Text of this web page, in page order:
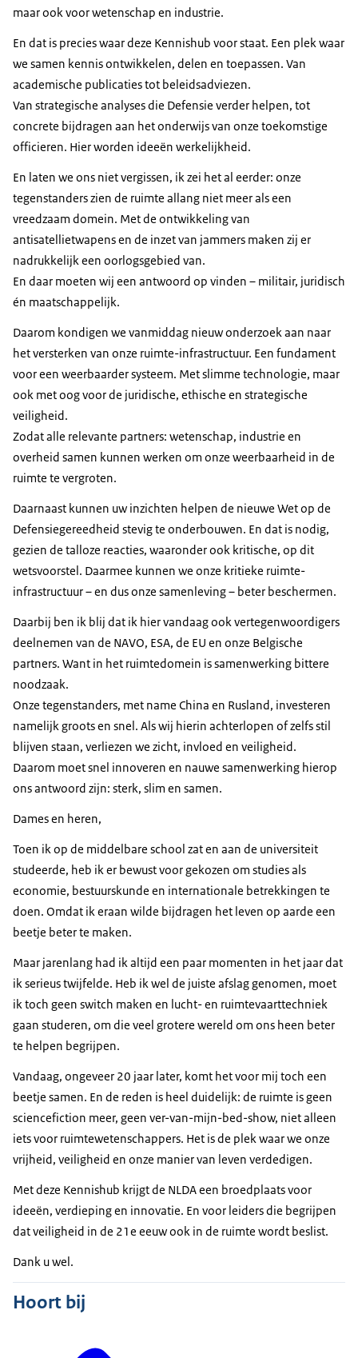
maar ook voor wetenschap en industrie.
En dat is precies waar deze Kennishub voor staat. Een plek waar
we samen kennis ontwikkelen, delen en toepassen. Van
academische publicaties tot beleidsadviezen.
Van strategische analyses die Defensie verder helpen, tot
concrete bijdragen aan het onderwijs van onze toekomstige
officieren. Hier worden ideeën werkelijkheid.
En laten we ons niet vergissen, ik zei het al eerder: onze
tegenstanders zien de ruimte allang niet meer als een
vreedzaam domein. Met de ontwikkeling van
antisatellietwapens en de inzet van jammers maken zij er
nadrukkelijk een oorlogsgebied van.
En daar moeten wij een antwoord op vinden – militair, juridisch
én maatschappelijk.
Daarom kondigen we vanmiddag nieuw onderzoek aan naar
het versterken van onze ruimte-infrastructuur. Een fundament
voor een weerbaarder systeem. Met slimme technologie, maar
ook met oog voor de juridische, ethische en strategische
veiligheid.
Zodat alle relevante partners: wetenschap, industrie en
overheid samen kunnen werken om onze weerbaarheid in de
ruimte te vergroten.
Daarnaast kunnen uw inzichten helpen de nieuwe Wet op de
Defensiegereedheid stevig te onderbouwen. En dat is nodig,
gezien de talloze reacties, waaronder ook kritische, op dit
wetsvoorstel. Daarmee kunnen we onze kritieke ruimte-
infrastructuur – en dus onze samenleving – beter beschermen.
Daarbij ben ik blij dat ik hier vandaag ook vertegenwoordigers
deelnemen van de NAVO, ESA, de EU en onze Belgische
partners. Want in het ruimtedomein is samenwerking bittere
noodzaak.
Onze tegenstanders, met name China en Rusland, investeren
namelijk groots en snel. Als wij hierin achterlopen of zelfs stil
blijven staan, verliezen we zicht, invloed en veiligheid.
Daarom moet snel innoveren en nauwe samenwerking hierop
ons antwoord zijn: sterk, slim en samen.
Dames en heren,
Toen ik op de middelbare school zat en aan de universiteit
studeerde, heb ik er bewust voor gekozen om studies als
economie, bestuurskunde en internationale betrekkingen te
doen. Omdat ik eraan wilde bijdragen het leven op aarde een
beetje beter te maken.
Maar jarenlang had ik altijd een paar momenten in het jaar dat
ik serieus twijfelde. Heb ik wel de juiste afslag genomen, moet
ik toch geen switch maken en lucht- en ruimtevaarttechniek
gaan studeren, om die veel grotere wereld om ons heen beter
te helpen begrijpen.
Vandaag, ongeveer 20 jaar later, komt het voor mij toch een
beetje samen. En de reden is heel duidelijk: de ruimte is geen
sciencefiction meer, geen ver-van-mijn-bed-show, niet alleen
iets voor ruimtewetenschappers. Het is de plek waar we onze
vrijheid, veiligheid en onze manier van leven verdedigen.
Met deze Kennishub krijgt de NLDA een broedplaats voor
ideeën, verdieping en innovatie. En voor leiders die begrijpen
dat veiligheid in de 21e eeuw ook in de ruimte wordt beslist.
Dank u wel.
Hoort bij